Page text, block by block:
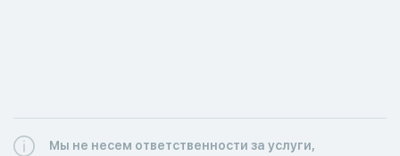
Мы не несем ответственности за услуги,